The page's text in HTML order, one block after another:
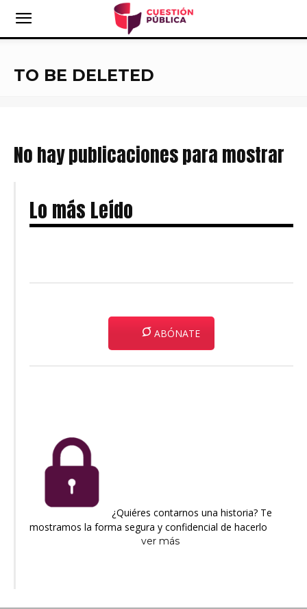
TO BE DELETED
No hay publicaciones para mostrar
Lo más Leído
ABÓNATE
¿Quiéres contarnos una historia? Te
mostramos la forma segura y confidencial de hacerlo
ver más